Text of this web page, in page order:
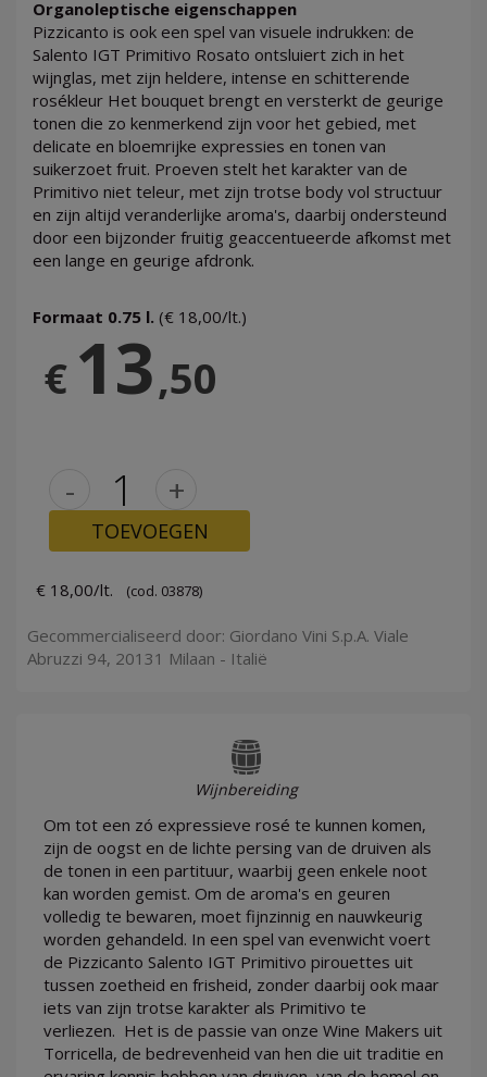
Organoleptische eigenschappen
Pizzicanto is ook een spel van visuele indrukken: de
Salento IGT Primitivo Rosato ontsluiert zich in het
wijnglas, met zijn heldere, intense en schitterende
rosékleur Het bouquet brengt en versterkt de geurige
tonen die zo kenmerkend zijn voor het gebied, met
delicate en bloemrijke expressies en tonen van
suikerzoet fruit. Proeven stelt het karakter van de
Primitivo niet teleur, met zijn trotse body vol structuur
en zijn altijd veranderlijke aroma's, daarbij ondersteund
door een bijzonder fruitig geaccentueerde afkomst met
een lange en geurige afdronk.
Formaat 0.75 l. (€ 18,00/lt.)
€ 13,50
- +
TOEVOEGEN
€ 18,00/lt. (cod. 03878)
Gecommercialiseerd door: Giordano Vini S.p.A. Viale
Abruzzi 94, 20131 Milaan - Italië
Wijnbereiding
Om tot een zó expressieve rosé te kunnen komen,
zijn de oogst en de lichte persing van de druiven als
de tonen in een partituur, waarbij geen enkele noot
kan worden gemist. Om de aroma's en geuren
volledig te bewaren, moet fijnzinnig en nauwkeurig
worden gehandeld. In een spel van evenwicht voert
de Pizzicanto Salento IGT Primitivo pirouettes uit
tussen zoetheid en frisheid, zonder daarbij ook maar
iets van zijn trotse karakter als Primitivo te
verliezen. Het is de passie van onze Wine Makers uit
Torricella, de bedrevenheid van hen die uit traditie en